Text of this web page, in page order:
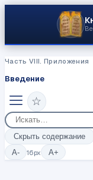
Часть VIII. Приложения
Введение
☆
Скрыть содержание
A-
16px A+